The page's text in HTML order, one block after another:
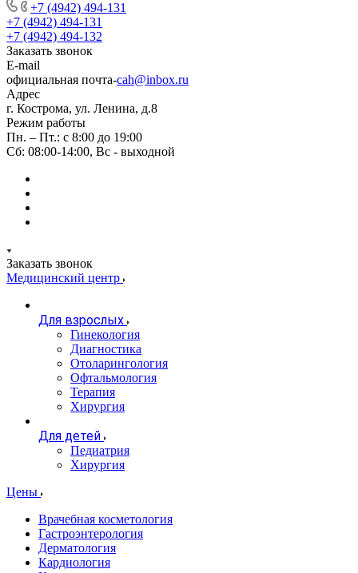
+7 (4942) 494-131
+7 (4942) 494-131
+7 (4942) 494-132
Заказать звонок
E-mail
официальная почта-cah@inbox.ru
Адрес
г. Кострома, ул. Ленина, д.8
Режим работы
Пн. – Пт.: с 8:00 до 19:00
Сб: 08:00-14:00, Вс - выходной
Заказать звонок
Медицинский центр
Для взрослых
Гинекология
Диагностика
Отоларингология
Офтальмология
Терапия
Хирургия
Для детей
Педиатрия
Хирургия
Цены
Врачебная косметология
Гастроэнтерология
Дерматология
Кардиология